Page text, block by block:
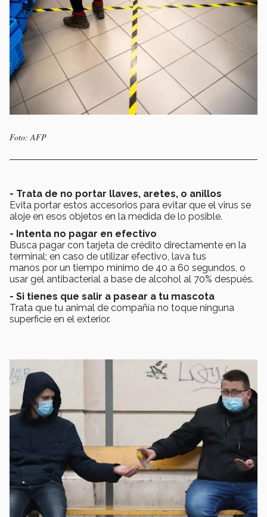
Foto: AFP
- Trata de no portar llaves, aretes, o anillos
Evita portar estos accesorios para evitar que el virus se
aloje en esos objetos en la medida de lo posible.
- Intenta no pagar en efectivo
Busca pagar con tarjeta de crédito directamente en la
terminal; en caso de utilizar efectivo, lava tus
manos por un tiempo mínimo de 40 a 60 segundos, o
usar gel antibacterial a base de alcohol al 70% después.
- Si tienes que salir a pasear a tu mascota
Trata que tu animal de compañía no toque ninguna
superficie en el exterior.